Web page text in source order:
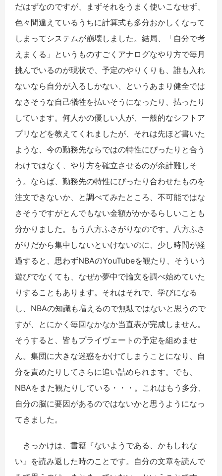
だはずなのですが、まずそれをうまく使いこなせず、
色々間違えているうちに計算式も多分おかしくなって
しまってシステムが崩壊しました。結局、「自分で考
えまくる」というものすごくアナログなやり方で毎月
挑んでいるのが現状で、予定のやりくりも、誰も入れ
ないなら自分が入るしかない、というあまり健全では
なさそうな自己犠牲を払いそうになったり、払ったり
しています。何人かの優しい人が、一般的なシフトア
プリなどを教えてくれましたが、それは先ほど書いた
ような、今の勤務先ならではの特性にぴったりと合う
わけではなく、やり方を確立させるのが余計難しそ
う。ならば、勤務先の特性にぴったり合わせたものを
注文できないか、と調べてみたところ、不可能ではな
さそうですがとんでもない金額がかかるらしいことも
分かりました。もう八方ふさがりなのです。八方ふさ
がりだから集中しないといけないのに、少し時間が経
過すると、思わずNBAのYouTubeを観たり、そういう
遊びでなくても、なぜか夢中で論文を調べ始めていた
りすることもあります。それはそれで、学びになる
し、NBAの知識も増えるので無駄ではないと思うので
すが、とにかく毎回なかなか当直表が完成しません。
そうすると、皆もプライヴェートの予定を組めませ
ん。集団に大きな迷惑をかけてしまうことになり、自
分を責めたりしてさらに追い詰められます。でも、
NBAをまた観たりしている・・・。これはもう多分、
自分の脳に要因があるのではないかと思うようになっ
てきました。
きっかけは、書籍『ないようである、かもしれな
い』を読み返した時のことです。自分の文章を読んで